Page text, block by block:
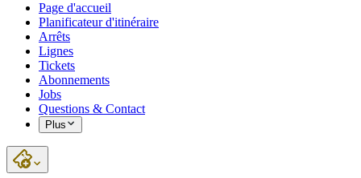
Page d'accueil
Planificateur d'itinéraire
Arrêts
Lignes
Tickets
Abonnements
Jobs
Questions & Contact
Plus